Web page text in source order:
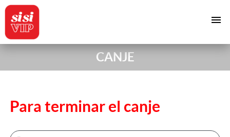
menu
CANJE
Para terminar el canje